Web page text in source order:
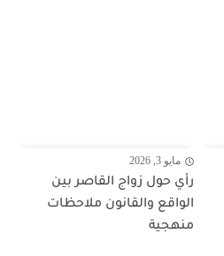
مايو 3, 2026
رأي حول زواج القاصر بين
الواقع والقانون ملاحظات
منهجية